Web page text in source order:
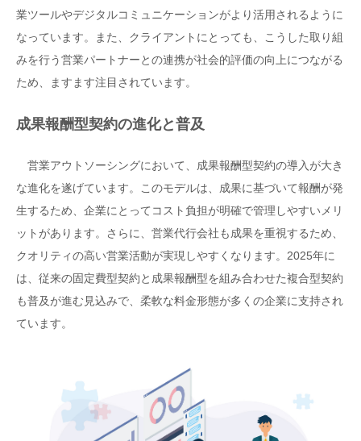
業ツールやデジタルコミュニケーションがより活用されるように
なっています。また、クライアントにとっても、こうした取り組
みを行う営業パートナーとの連携が社会的評価の向上につながる
ため、ますます注目されています。
成果報酬型契約の進化と普及
営業アウトソーシングにおいて、成果報酬型契約の導入が大き
な進化を遂げています。このモデルは、成果に基づいて報酬が発
生するため、企業にとってコスト負担が明確で管理しやすいメリ
ットがあります。さらに、営業代行会社も成果を重視するため、
クオリティの高い営業活動が実現しやすくなります。2025年に
は、従来の固定費型契約と成果報酬型を組み合わせた複合型契約
も普及が進む見込みで、柔軟な料金形態が多くの企業に支持され
ています。